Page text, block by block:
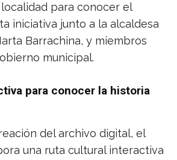
para conocer el
iniciativa junto a la alcaldesa
Barrachina, y miembros
municipal.
para conocer la historia
del archivo digital, el
una ruta cultural interactiva